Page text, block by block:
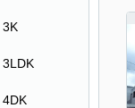
3K
3LDK
4DK